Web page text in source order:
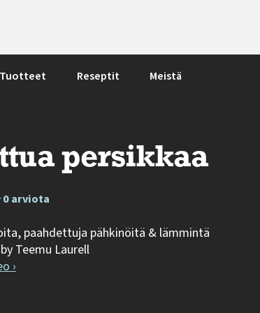
Tuotteet Reseptit Meistä
persikkaa
0 arviota
paahdettuja pähkinöitä & lämmintä
Teemu Laurell
›